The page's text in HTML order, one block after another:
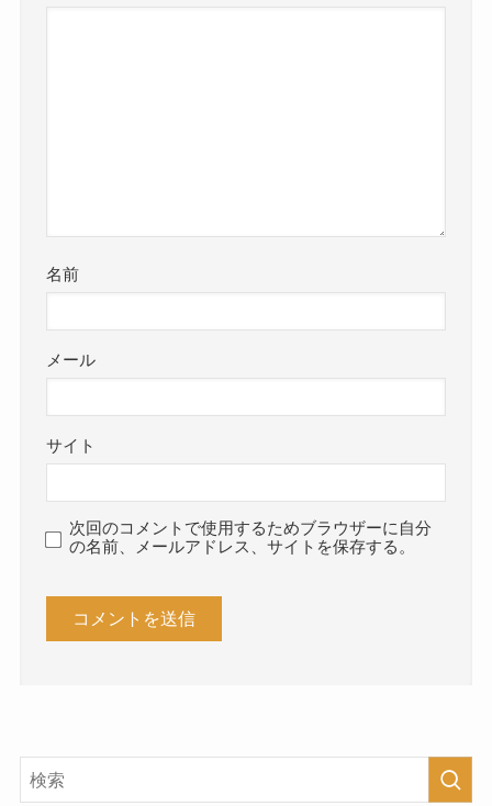
名前
メール
サイト
次回のコメントで使用するためブラウザーに自分
の名前、メールアドレス、サイトを保存する。